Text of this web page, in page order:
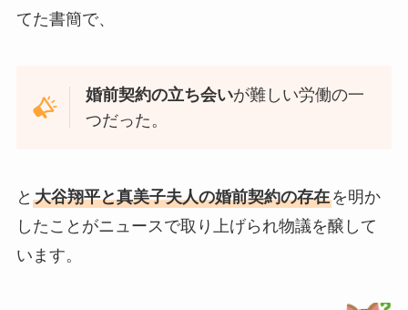
てた書簡で、
婚前契約の立ち会いが難しい労働の一
つだった。
と 大谷翔平と真美子夫人の婚前契約の存在を明か
したことがニュースで取り上げられ物議を醸して
います。